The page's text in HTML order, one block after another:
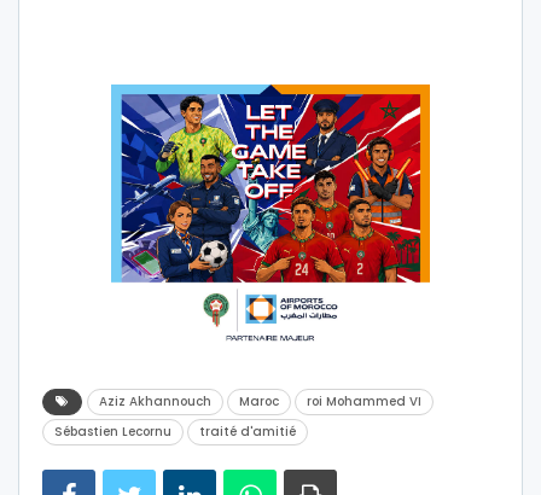
Aziz Akhannouch Maroc
roi Mohammed VI
Sébastien Lecornu
traité d'amitié